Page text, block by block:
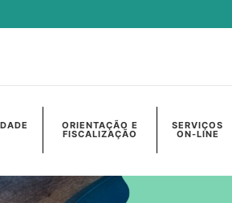
ORIENTAÇÃO E
FISCALIZAÇÃO
SERVIÇOS
ON-LINE